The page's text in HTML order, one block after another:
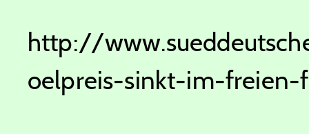
http://
oelpreis-sinkt-im-freien-